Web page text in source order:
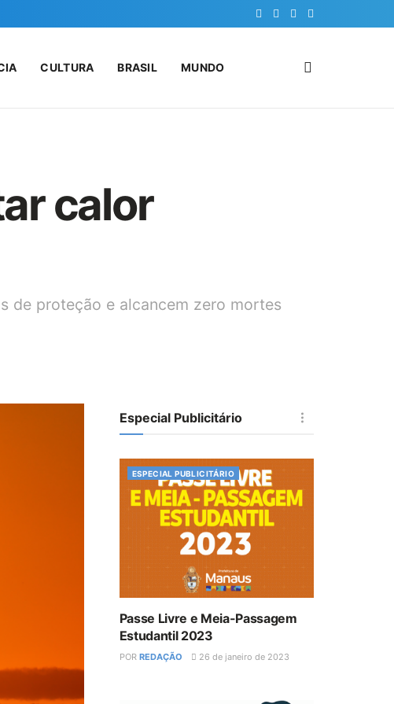
CULTURA BRASIL MUNDO
calor
de proteção e alcancem zero mortes
Especial Publicitário
ESPECIAL PUBLICITÁRIO
Passe Livre e Meia-Passagem
Estudantil 2023
POR REDAÇÃO 26 de janeiro de 2023